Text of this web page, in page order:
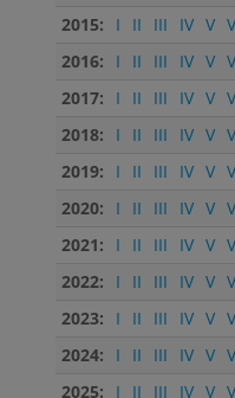
2015:
I II III IV V
2016:
I II III IV V
2017:
I II III IV V
2018:
I II III IV V
2019:
I II III IV V
2020:
I II III IV V
2021:
I II III IV V
2022:
I II III IV V
2023:
I II III IV V
2024:
I II III IV V
2025:
I II III IV V